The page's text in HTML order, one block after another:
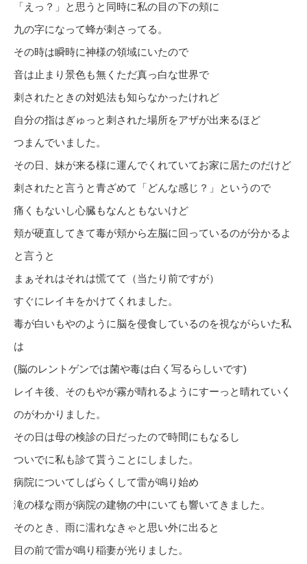
「えっ？」と思うと同時に私の目の下の頬に
九の字になって蜂が刺さってる。
その時は瞬時に神様の領域にいたので
音は止まり景色も無くただ真っ白な世界で
刺されたときの対処法も知らなかったけれど
自分の指はぎゅっと刺された場所をアザが出来るほど
つまんでいました。
その日、妹が来る様に運んでくれていてお家に居たのだけど
刺されたと言うと青ざめて「どんな感じ？」というので
痛くもないし心臓もなんともないけど
頬が硬直してきて毒が頬から左脳に回っているのが分かるよ
と言うと
まぁそれはそれは慌てて（当たり前ですが）
すぐにレイキをかけてくれました。
毒が白いもやのように脳を侵食しているのを視ながらいた私
は
(脳のレントゲンでは菌や毒は白く写るらしいです)
レイキ後、そのもやが霧が晴れるようにすーっと晴れていく
のがわかりました。
その日は母の検診の日だったので時間にもなるし
ついでに私も診て貰うことにしました。
病院についてしばらくして雷が鳴り始め
滝の様な雨が病院の建物の中にいても響いてきました。
そのとき、雨に濡れなきゃと思い外に出ると
目の前で雷が鳴り稲妻が光りました。